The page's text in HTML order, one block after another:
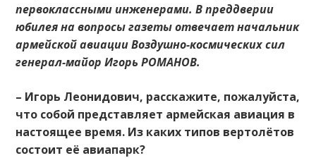
первоклассными инженерами. В преддверии
юбилея на вопросы газеты отвечает начальник
армейской авиации Воздушно-космических сил
генерал-майор Игорь РОМАНОВ.
– Игорь Леонидович, расскажите, пожалуйста,
что собой представляет армейская авиация в
настоящее время. Из каких типов вертолётов
состоит её авиапарк?